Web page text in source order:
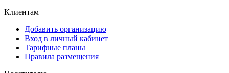
Клиентам
Добавить организацию
Вход в личный кабинет
Тарифные планы
Правила размещения